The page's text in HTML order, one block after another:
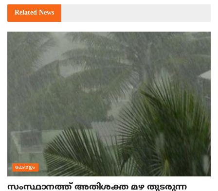
Related News
കേരളം
സംസ്ഥാനത്ത് അതിശക്ത മഴ തുടരുന്ന